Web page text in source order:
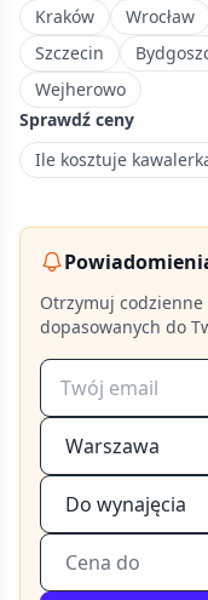
Kraków
Wrocław
Szczecin
Wejherowo
Sprawdź ceny
Ile kosztuje
Otrzymuj
dopasowanych do
Warszawa
Do wynajęcia
Cena do